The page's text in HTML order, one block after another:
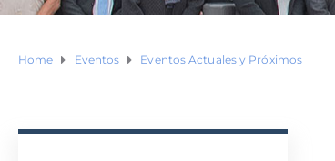
Home Eventos Eventos Actuales y Próximos